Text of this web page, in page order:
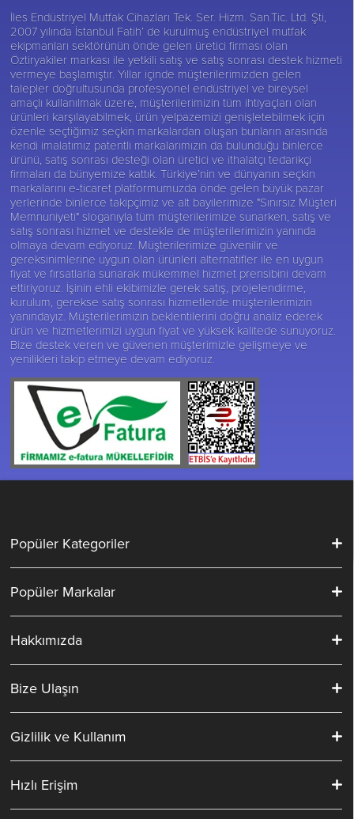
İles Endüstriyel Mutfak Cihazları Tek. Ser. Hizm. San.Tic. Ltd. Şti,
2007 yılında İstanbul Fatih’ de kurulmuş endüstriyel mutfak
ekipmanları sektörünün önde gelen üretici firması olan
Öztiryakiler markası ile yetkili satış ve satış sonrası destek hizmeti
vermeye başlamıştır. Yıllar içinde müşterilerimizden gelen
talepler doğrultusunda profesyonel endüstriyel ve bireysel
amaçlı kullanılmak üzere, müşterilerimizin tüm ihtiyaçları olan
ürünleri karşılayabilmek, ürün yelpazemizi genişletebilmek için
özenle seçtiğimiz seçkin markalardan oluşan bunların arasında
kendi imalatımız patentli markalarımızın da bulunduğu binlerce
ürünü, satış sonrası desteği olan üretici ve ithalatçı tedarikçi
firmaları da bünyemize kattık. Türkiye’nin ve dünyanın seçkin
markalarını e-ticaret platformumuzda önde gelen büyük pazar
yerlerinde binlerce takipçimiz ve alt bayilerimize "Sınırsız Müşteri
Memnuniyeti" sloganıyla tüm müşterilerimize sunarken, satış ve
satış sonrası hizmet ve destekle de müşterilerimizin yanında
olmaya devam ediyoruz. Müşterilerimize güvenilir ve
gereksinimlerine uygun olan ürünleri alternatifler ile en uygun
fiyat ve fırsatlarla sunarak mükemmel hizmet prensibini devam
ettiriyoruz. İşinin ehli ekibimizle gerek satış, projelendirme,
kurulum, gerekse satış sonrası hizmetlerde müşterilerimizin
yanındayız. Müşterilerimizin beklentilerini doğru analiz ederek
ürün ve hizmetlerimizi uygun fiyat ve yüksek kalitede sunuyoruz.
Bize destek veren ve güvenen müşterimizle gelişmeye ve
yenilikleri takip etmeye devam ediyoruz.
Popüler Kategoriler
Popüler Markalar
Hakkımızda
Bize Ulaşın
Gizlilik ve Kullanım
Hızlı Erişim